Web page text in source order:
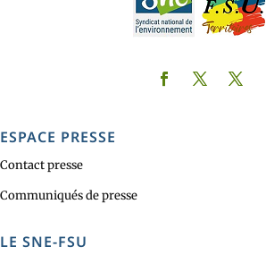
ESPACE PRESSE
Contact presse
Communiqués de presse
LE SNE-FSU